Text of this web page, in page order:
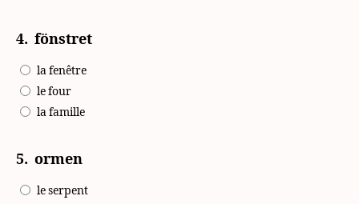
4. fönstret
la fenêtre
le four
la famille
5. ormen
le serpent